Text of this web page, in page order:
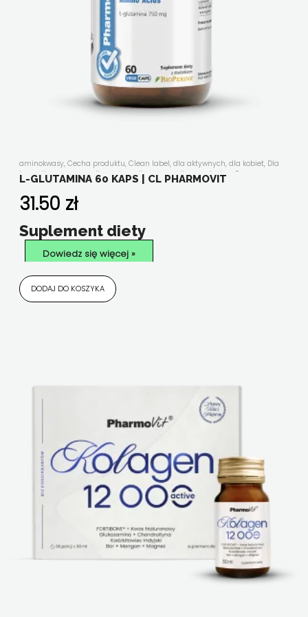
aminokwasy, Cecha produktu, Clean label, dla aktywnych, dla kobiet, Dla
kogo, dla mężczyzn, dla seniora,dla wegan ,dla wegetarian
Forma
suplementu,Funkcjonalność,kości, stawy, mięśnie,Nasze linie
Składniki aktywne
trawienny ,Wszystkie produkty
L-GLUTAMINA 60 KAPS | CL PHARMOVIT
31.50 zł
Suplement diety
Dowiedz się więcej »
DODAJ DO KOSZYKA